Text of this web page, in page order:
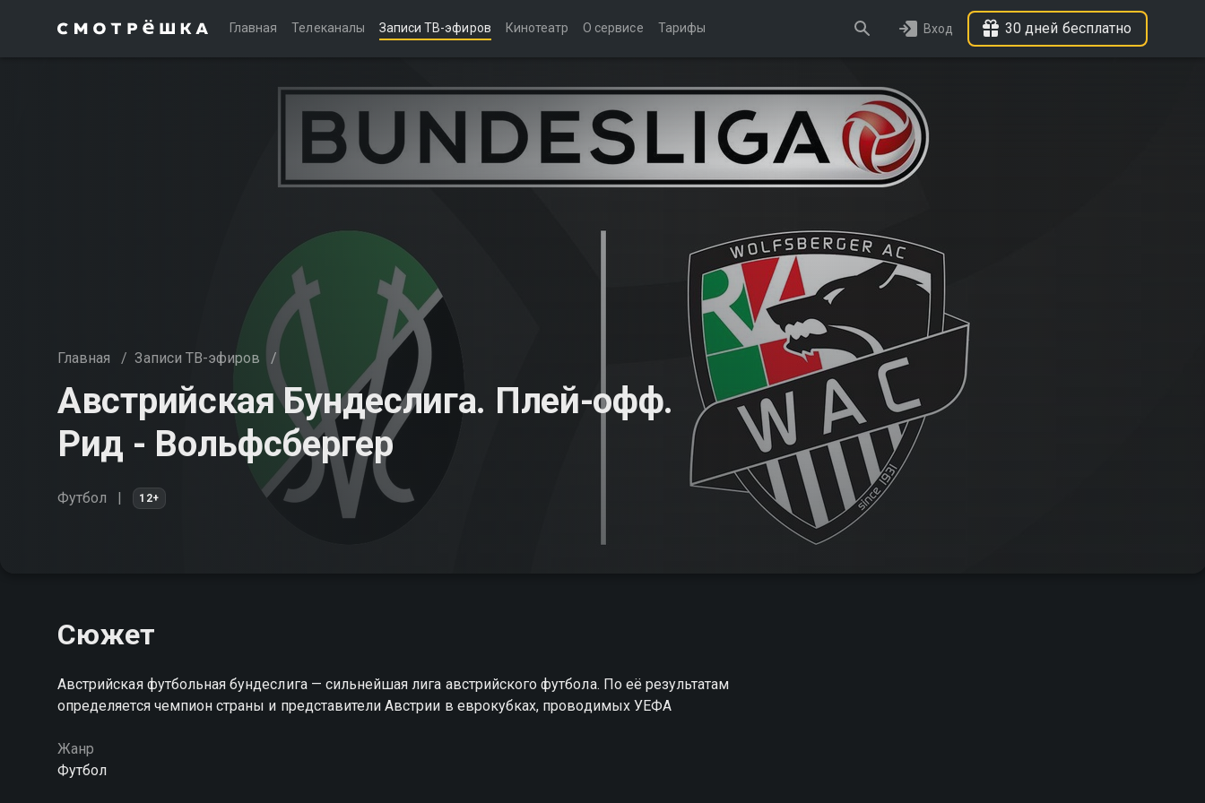
Главная Телеканалы Записи ТВ-эфиров Кинотеатр О сервисе Тарифы Вход 30 дней бесплатно
Главная / Записи ТВ-эфиров /
Австрийская Бундеслига. Плей-офф.
Рид - Вольфсбергер
Футбол 12+
Сюжет
Австрийская футбольная бундеслига — сильнейшая лига австрийского футбола. По её результатам
определяется чемпион страны и представители Австрии в еврокубках, проводимых УЕФА
Жанр
Футбол